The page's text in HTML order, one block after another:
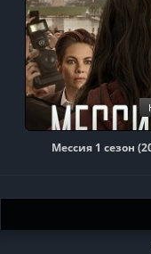
Мессия 1 сезон